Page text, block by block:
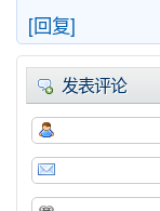
[回复]
发表评论